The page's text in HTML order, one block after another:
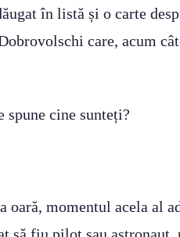
în listă și o carte
care, acum
spune cine sunteți?
momentul acela al